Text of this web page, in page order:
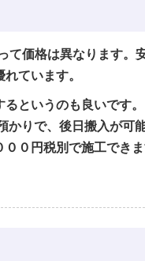
価格は異なります
ています。
というのも良いです
りで、後日搬入が可
０円税別で施工できま